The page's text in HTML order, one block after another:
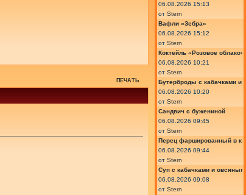
ПЕЧАТЬ
06.08.2026 15:13
от Stern
Вафли «Зебра»
06.08.2026 15:12
от Stern
Коктейль «Розовое
06.08.2026 10:21
от Stern
Бутерброды с кабачками и
06.08.2026 10:20
от Stern
Сэндвич с бужениной
06.08.2026 09:45
от Stern
Перец фаршированный в
06.08.2026 09:44
от Stern
Суп с кабачками и
06.08.2026 09:08
от Stern